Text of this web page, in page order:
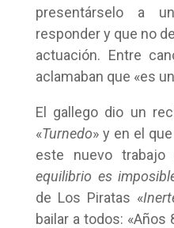
presentárselo a
responder y que no
actuación. Entre
aclamaban que «es
El gallego dio un
«Turnedo» y en el
este nuevo
equilibrio es
de Los Piratas «
bailar a todos: